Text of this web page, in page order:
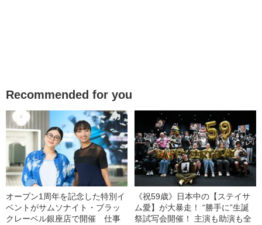
Recommended for you
オープン1周年を記念した特別イ
ベントがサムソナイト・ブラッ
クレーベル銀座店で開催 仕事
《祝59歳》日本中の【ステイサ
ム愛】が大暴走！ “勝手に”生誕
祭試写会開催！ 主演も助演も全